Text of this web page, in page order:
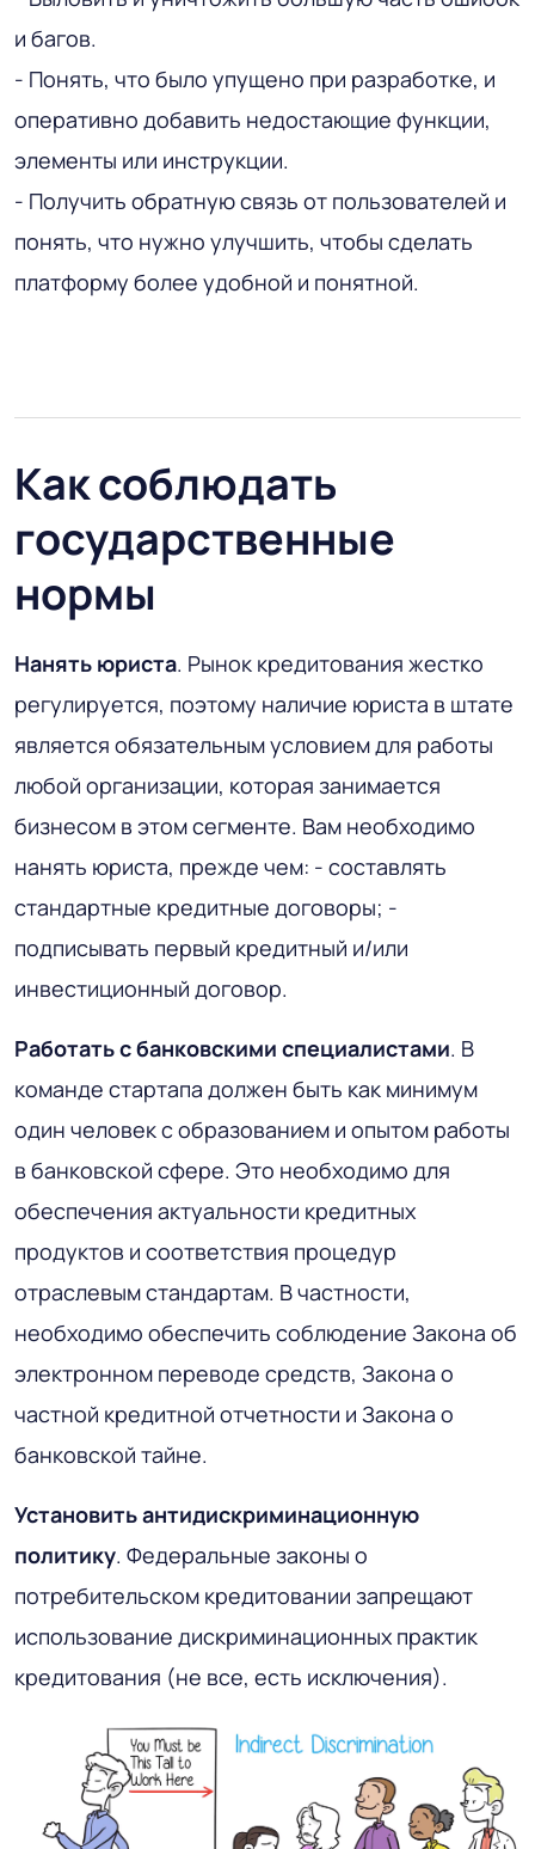
и багов.
- Понять, что было упущено при разработке, и
оперативно добавить недостающие функции,
элементы или инструкции.
- Получить обратную связь от пользователей и
понять, что нужно улучшить, чтобы сделать
платформу более удобной и понятной.
Как соблюдать
государственные
нормы
Нанять юриста. Рынок кредитования жестко
регулируется, поэтому наличие юриста в штате
является обязательным условием для работы
любой организации, которая занимается
бизнесом в этом сегменте. Вам необходимо
нанять юриста, прежде чем: - составлять
стандартные кредитные договоры; -
подписывать первый кредитный и/или
инвестиционный договор.
Работать с банковскими специалистами. В
команде стартапа должен быть как минимум
один человек с образованием и опытом работы
в банковской сфере. Это необходимо для
обеспечения актуальности кредитных
продуктов и соответствия процедур
отраслевым стандартам. В частности,
необходимо обеспечить соблюдение Закона об
электронном переводе средств, Закона о
частной кредитной отчетности и Закона о
банковской тайне.
Установить антидискриминационную
политику. Федеральные законы о
потребительском кредитовании запрещают
использование дискриминационных практик
кредитования (не все, есть исключения).